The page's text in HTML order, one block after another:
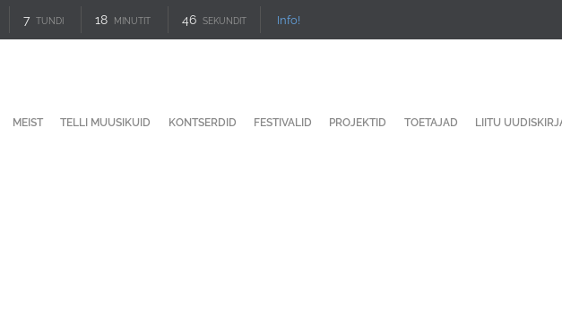
7 TUNDI 18 MINUTIT 46 SEKUNDIT Info!
MEIST TELLI MUUSIKUID KONTSERDID FESTIVALID PROJEKTID TOETAJAD LIITU